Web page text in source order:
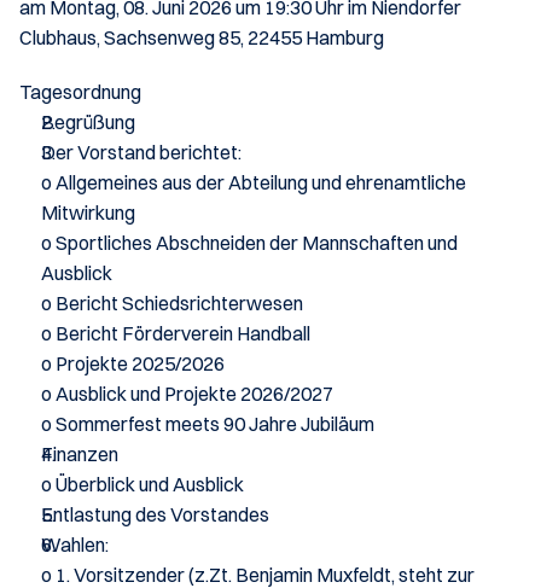
am Montag, 08. Juni 2026 um 19:30 Uhr im Niendorfer
Clubhaus, Sachsenweg 85, 22455 Hamburg
Tagesordnung
Begrüßung
Der Vorstand berichtet:
o Allgemeines aus der Abteilung und ehrenamtliche
Mitwirkung
o Sportliches Abschneiden der Mannschaften und
Ausblick
o Bericht Schiedsrichterwesen
o Bericht Förderverein Handball
o Projekte 2025/2026
o Ausblick und Projekte 2026/2027
o Sommerfest meets 90 Jahre Jubiläum
Finanzen
o Überblick und Ausblick
Entlastung des Vorstandes
Wahlen:
o 1. Vorsitzender (z.Zt. Benjamin Muxfeldt, steht zur